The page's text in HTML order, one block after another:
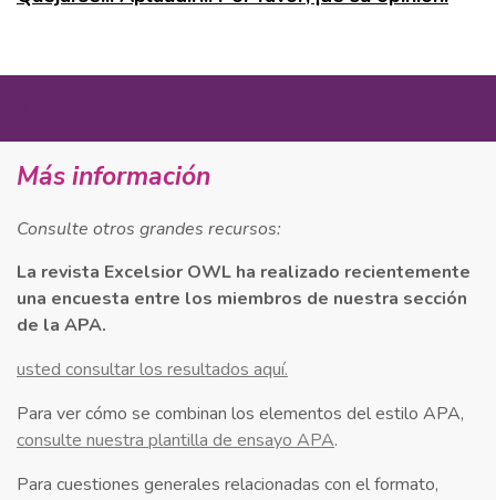
Más información
Consulte otros grandes recursos:
La revista Excelsior OWL ha realizado recientemente
una encuesta entre los miembros de nuestra sección
de la APA.
usted consultar los resultados aquí.
Para ver cómo se combinan los elementos del estilo APA,
consulte nuestra plantilla de ensayo APA.
Para cuestiones generales relacionadas con el formato,